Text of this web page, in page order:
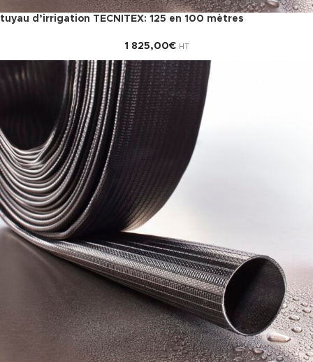
tuyau d’irrigation TECNITEX: 125 en 100 mètres
1 825,00€ HT